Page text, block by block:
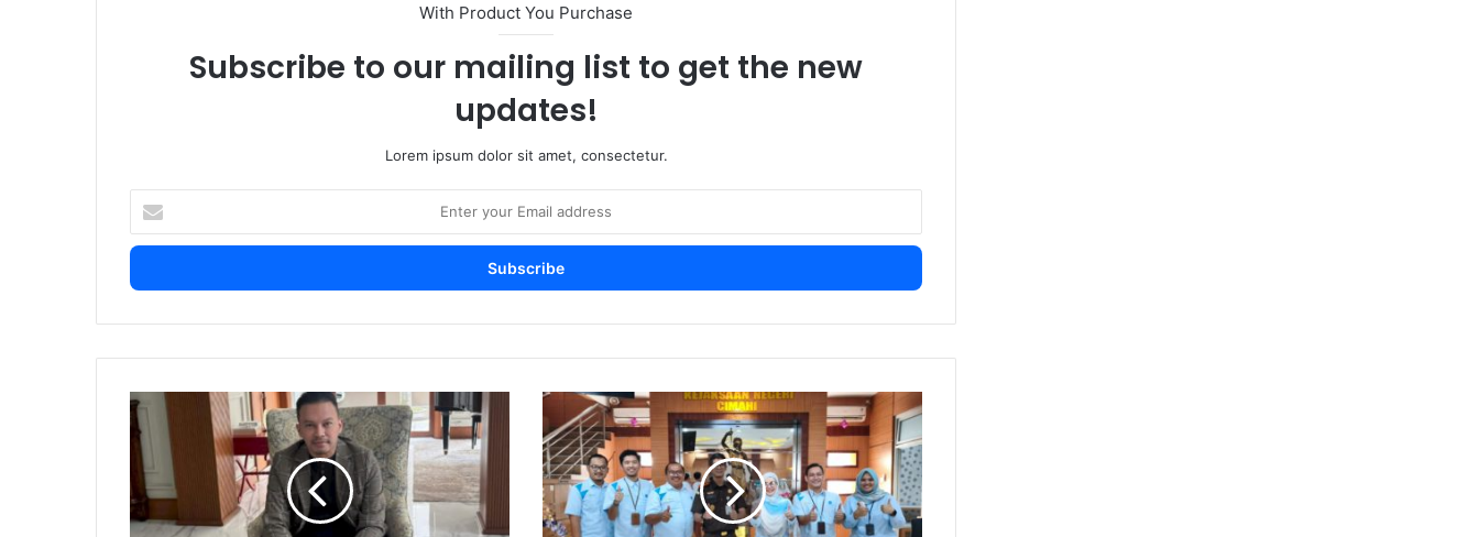
With Product You Purchase
Subscribe to our mailing list to get the new
updates!
Lorem ipsum dolor sit amet, consectetur.
your
Email
Faisal
Haris
Sebut
Golkar
Soroti
Fenomena
PLN
UP3
Cimahi
Perkuat
Sinergi
dengan